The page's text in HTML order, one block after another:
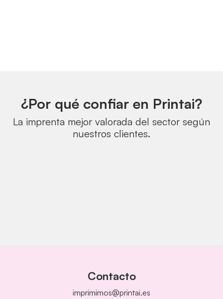
¿Por qué confiar en Printai?
La imprenta mejor valorada del sector según
nuestros clientes.
Contacto
imprimimos@printai.es